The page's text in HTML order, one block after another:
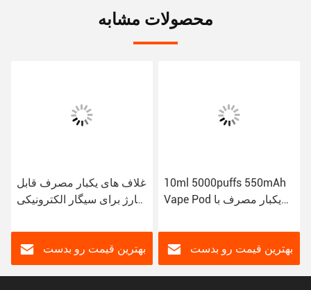
محصولات مشابه
غلاف های یکبار مصرف قابل
شارژ برای سیگار الکترونیکی
بهترین قیمت رو بدست
10ml 5000puffs 550mAh
Vape Pod یکبار مصرف با
بهترین قیمت رو بدست